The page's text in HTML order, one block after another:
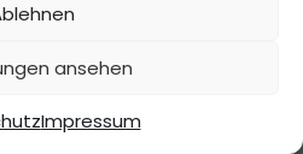
ansehen
Impressum
Mitterfels | 2026 |
Inhaltsverzeichnis